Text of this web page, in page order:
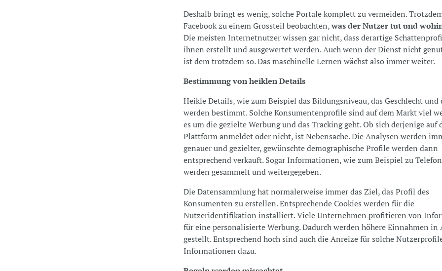
Deshalb bringt es wenig, solche Portale komplett zu vermeiden.
Facebook zu einem Grossteil beobachten,was der Nutzer tut und
Die meisten Internetnutzer wissen gar nicht, dass derartige
ihnen erstellt und ausgewertet werden. Auch wenn der Dienst nicht
ist dem trotzdem so. Das maschinelle Lernen wächst also immer weiter.
Bestimmung von heiklen Details
Heikle Details, wie zum Beispiel das Bildungsniveau, das Geschlecht und
werden bestimmt. Solche Konsumentenprofile sind auf dem Markt viel
es um die gezielte Werbung und das Tracking geht. Ob sich derjenige auf
Plattform anmeldet oder nicht, ist Nebensache. Die Analysen werden
genauer und gezielter, gewünschte demographische Profile werden dann
entsprechend verkauft. Sogar Informationen, wie zum Beispiel zu
werden gesammelt und weitergegeben.
Die Datensammlung hat normalerweise immer das Ziel, das Profil des
Konsumenten zu erstellen. Entsprechende Cookies werden für die
Nutzeridentifikation installiert. Viele Unternehmen profitieren von
für eine personalisierte Werbung. Dadurch werden höhere Einnahmen in
gestellt. Entsprechend hoch sind auch die Anreize für solche
Informationen dazu.